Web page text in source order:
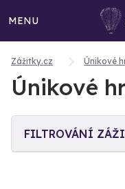
MENU
Zážitky.cz Únikové
Únikové
FILTROVÁNÍ